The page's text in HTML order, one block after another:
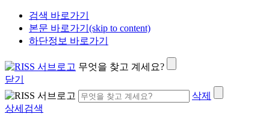
검색 바로가기
본문 바로가기(skip to content)
하단정보 바로가기
무엇을 찾고 계세요?
닫기
삭제
상세검색